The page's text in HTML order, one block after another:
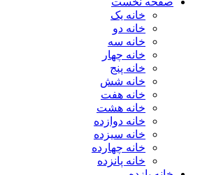
خانه یک
خانه دو
خانه سه
خانه چهار
خانه پنج
خانه شش
خانه هفت
خانه هشت
خانه دوازده
خانه سیزده
خانه چهارده
خانه پانزده